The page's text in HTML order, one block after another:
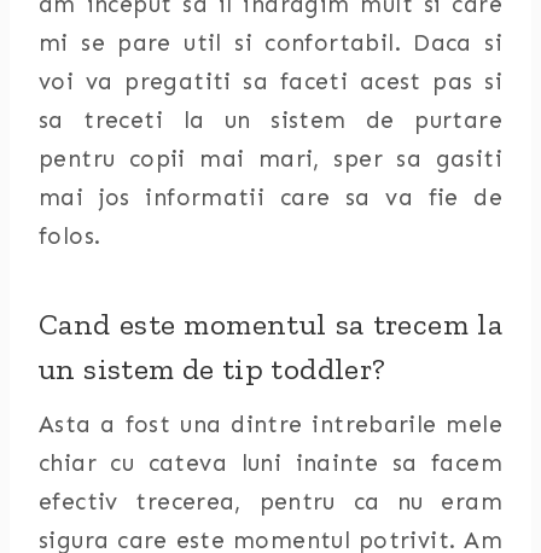
mi se pare util si confortabil. Daca si
voi va pregatiti sa faceti acest pas si
sa treceti la un sistem de purtare
pentru copii mai mari, sper sa gasiti
mai jos informatii care sa va fie de
folos.
Cand este momentul sa trecem la
un sistem de tip toddler?
Asta a fost una dintre intrebarile mele
chiar cu cateva luni inainte sa facem
efectiv trecerea, pentru ca nu eram
sigura care este momentul potrivit. Am